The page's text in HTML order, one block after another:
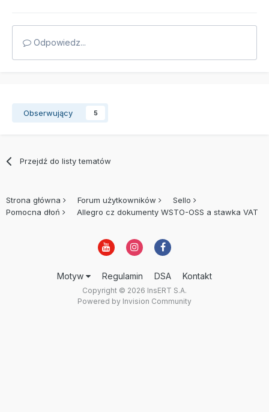
Odpowiedz...
Obserwujący 5
Przejdź do listy tematów
Strona główna Forum użytkowników
Sello
Pomocna dłoń
Allegro cz dokumenty WSTO-OSS a stawka VAT
Motyw Regulamin DSA Kontakt
Copyright © 2026 InsERT S.A.
Powered by Invision Community